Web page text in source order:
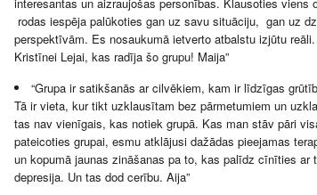
rodas iespēja palūkoties gan uz savu situāciju, gan uz
perspektīvām. Es nosaukumā ietverto atbalstu izjūtu
Kristīnei Lejai, kas radīja šo grupu! Maija”
“Grupa ir satikšanās ar cilvēkiem, kam ir līdzīgas
Tā ir vieta, kur tikt uzklausītam bez pārmetumiem un
tas nav vienīgais, kas notiek grupā. Kas man stāv pāri
pateicoties grupai, esmu atklājusi dažādas pieejamas
un kopumā jaunas zināšanas pa to, kas palīdz cīnīties ar
depresija. Un tas dod cerību. Aija”